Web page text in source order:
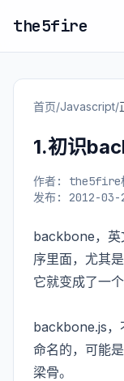
the5fire
首页/Javascript/
1.初识
作者: the5fire
发布: 2012-03-
backbone，英
序里面，尤其
它就变成了一
backbone.js，
命名的，可能
梁骨。